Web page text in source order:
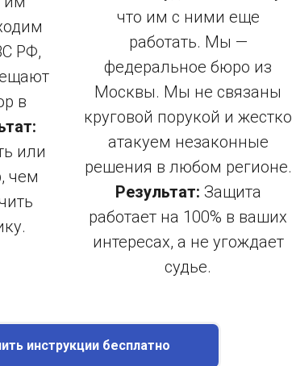
РФ,
в
или
чем
что им с ними еще
работать. Мы —
федеральное бюро из
Москвы. Мы не связаны
круговой порукой и жестко
атакуем незаконные
решения в любом регионе.
Результат: Защита
работает на 100% в ваших
интересах, а не угождает
судье.
инструкции бесплатно